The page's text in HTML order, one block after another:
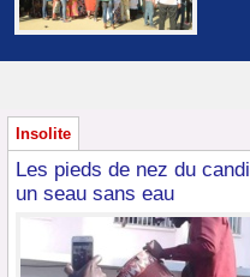
Insolite
Les pieds de nez du
un seau sans eau